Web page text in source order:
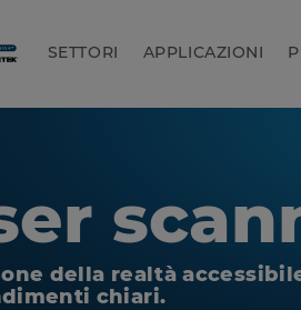
SETTORI APPLICAZIONI
della realtà
chiari.